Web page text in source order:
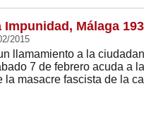
Impunidad, Málaga
2015
llamamiento a la
7 de febrero acuda a
la masacre fascista de la